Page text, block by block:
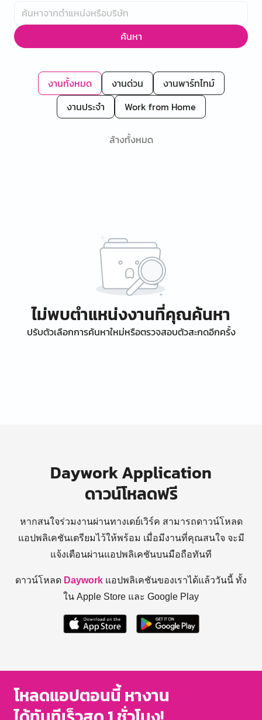
ค้นหา
งานทั้งหมด งานด่วน
งานพาร์ทไทม์
งานประจำ
Work from Home
ล้างทั้งหมด
ไม่พบตำแหน่งงานที่คุณค้นหา
ปรับตัวเลือกการค้นหาใหม่หรือตรวจสอบตัวสะกดอีกครั้ง
Daywork Application
ดาวน์โหลดฟรี
หากสนใจร่วมงานผ่านทางเดย์เวิร์ค สามารถดาวน์โหลด
แอปพลิเคชันเตรียมไว้ให้พร้อม เมื่อมีงานที่คุณสนใจ จะมี
แจ้งเตือนผ่านแอปพลิเคชันบนมือถือทันที
ดาวน์โหลด Daywork แอปพลิเคชันของเราได้แล้ววันนี้ ทั้ง
ใน Apple Store และ Google Play
โหลดแอปตอนนี้ หางาน